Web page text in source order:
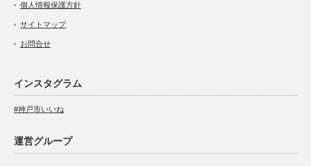
個人情報保護方針
サイトマップ
お問合せ
インスタグラム
#神戸市いいね
運営グループ